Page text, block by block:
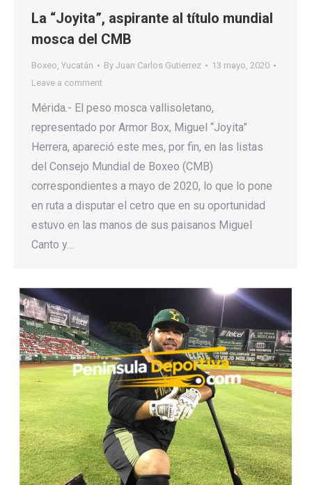
La “Joyita”, aspirante al título mundial
mosca del CMB
Boxeo, Yucatán By Juan Carlos Gutierrez
13 mayo, 2020
Leave a comment
Mérida.- El peso mosca vallisoletano,
representado por Armor Box, Miguel “Joyita”
Herrera, apareció este mes, por fin, en las listas
del Consejo Mundial de Boxeo (CMB)
correspondientes a mayo de 2020, lo que lo pone
en ruta a disputar el cetro que en su oportunidad
estuvo en las manos de sus paisanos Miguel
Canto y…